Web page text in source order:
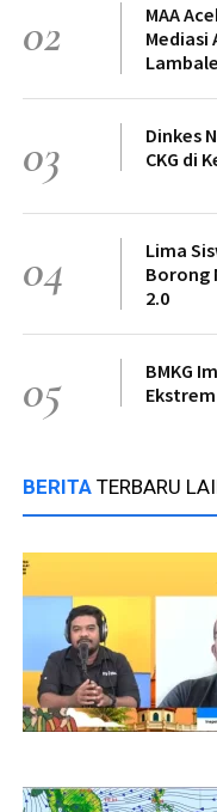
02
MAA
Mediasi
03
Dinkes
CKG di
04
Lima
Borong
2.0
05
BMKG
BERITA TERBARU